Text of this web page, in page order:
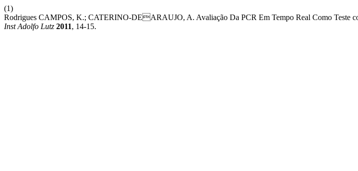
(1)
Rodrigues CAMPOS, K.; CATERINO-DEARAUJO, A. Avaliação Da PCR Em Tempo Real Como Teste
Inst Adolfo Lutz 2011, 14-15.